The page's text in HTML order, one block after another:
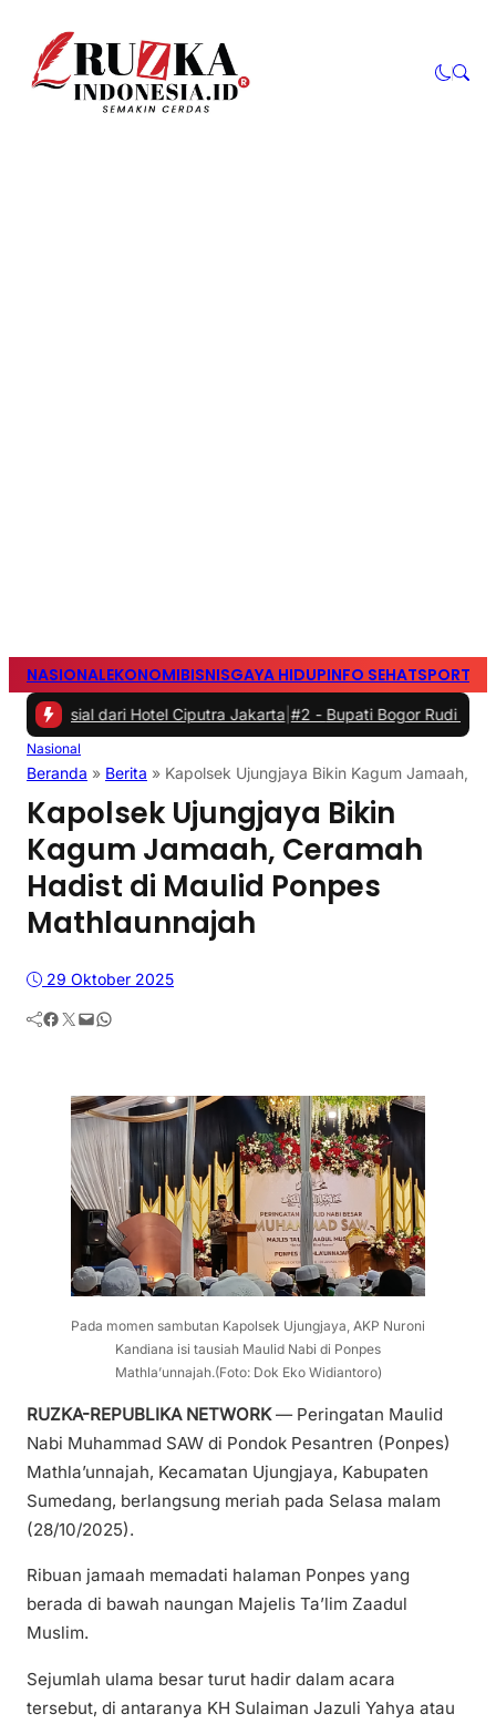
NASIONALEKONOMIBISNISGAYA HIDUPINFO SEHATSPORTS
dari Hotel Ciputra Jakarta| #2 -Bupati Bogor Rudi Susmanto
Nasional
Beranda » Berita » Kapolsek Ujungjaya Bikin Kagum Jamaah,
Kapolsek Ujungjaya Bikin
Kagum Jamaah, Ceramah
Hadist di Maulid Ponpes
Mathlaunnajah
29 Oktober 2025
Facebook Twitter Mail WhatsApp
Pada momen sambutan Kapolsek Ujungjaya, AKP Nuroni
Kandiana isi tausiah Maulid Nabi di Ponpes
Mathla’unnajah.(Foto: Dok Eko Widiantoro)
RUZKA-REPUBLIKA NETWORK— Peringatan Maulid
Nabi Muhammad SAW di Pondok Pesantren (Ponpes)
Mathla’unnajah, Kecamatan Ujungjaya, Kabupaten
Sumedang, berlangsung meriah pada Selasa malam
(28/10/2025).
Ribuan jamaah memadati halaman Ponpes yang
berada di bawah naungan Majelis Ta’lim Zaadul
Muslim.
Sejumlah ulama besar turut hadir dalam acara
tersebut, di antaranya KH Sulaiman Jazuli Yahya atau